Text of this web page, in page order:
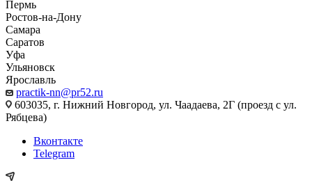
Пермь
Ростов-на-Дону
Самара
Саратов
Уфа
Ульяновск
Ярославль
practik-nn@pr52.ru
603035, г. Нижний Новгород, ул. Чаадаева, 2Г (проезд с ул.
Рябцева)
Вконтакте
Telegram